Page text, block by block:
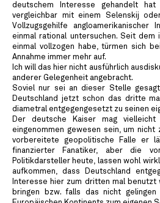
deutschem Interesse gehandelt
vergleichbar mit einem Selenskij
Vollzugsgehilfe angloamerikanischer
einmal rational untersuchen. Seit dem
einmal vollzogen habe, türmen sich
Annahme immer mehr auf.
Ich will das hier nicht ausführlich
anderer Gelegenheit angebracht.
Soviel nur sei an dieser Stelle
Deutschland jetzt schon das dritte
diametral entgegengesetzt zu seinen
Der deutsche Kaiser mag
eingenommen gewesen sein, um
vorbereitete geopolitische Falle er
finanzierter Fanatiker, aber die
Politikdarsteller heute, lassen wohl
aufkommen, dass Deutschland
Interesse hier zum dritten mal benutzt
bringen bzw. falls das nicht